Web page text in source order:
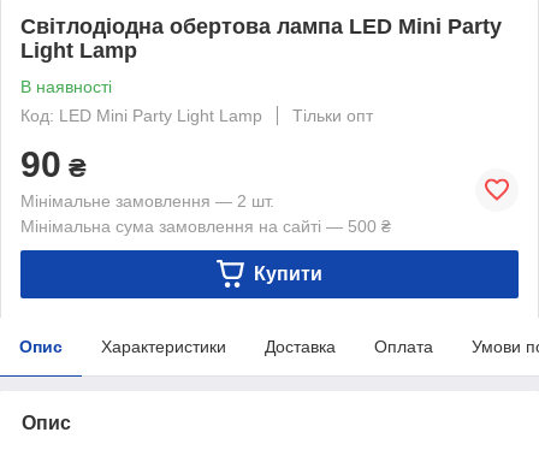
Світлодіодна обертова лампа LED Mini Party
Light Lamp
В наявності
Код: LED Mini Party Light Lamp
Тільки опт
90 ₴
Мінімальне замовлення — 2 шт.
Мінімальна сума замовлення на сайті — 500 ₴
Купити
Опис Характеристики Доставка Оплата Умови
Опис